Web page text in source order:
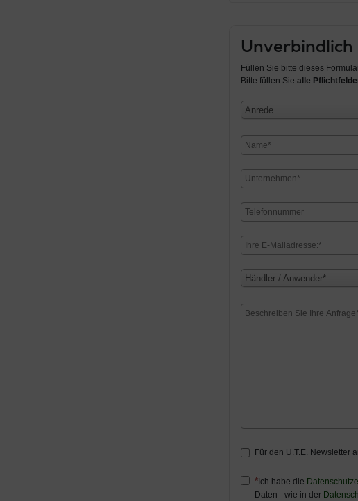
Füllen Sie bitte dieses
Bitte füllen Sie alle
Anrede
Händler / Anwender*
Für den U.T.E. Newsletter
Ich habe die
Daten - wie in der